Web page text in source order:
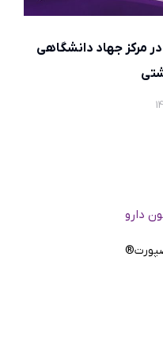
در مرکز جهاد دانشگاهی
دارو